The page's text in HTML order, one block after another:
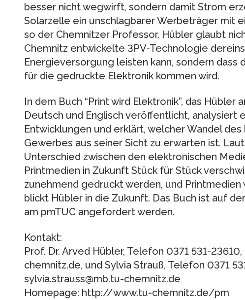
besser nicht wegwirft, sondern damit Strom
Solarzelle ein unschlagbarer Werbeträger mit
so der Chemnitzer Professor. Hübler glaubt
Chemnitz entwickelte 3PV-Technologie
Energieversorgung leisten kann, sondern dass
für die gedruckte Elektronik kommen wird.
In dem Buch “Print wird Elektronik”, das Hübler
Deutsch und Englisch veröffentlicht, analysiert
Entwicklungen und erklärt, welcher Wandel des
Gewerbes aus seiner Sicht zu erwarten ist.
Unterschied zwischen den elektronischen
Printmedien in Zukunft Stück für Stück
zunehmend gedruckt werden, und Printmedien
blickt Hübler in die Zukunft. Das Buch ist auf
am pmTUC angefordert werden.
Kontakt:
Prof. Dr. Arved Hübler, Telefon 0371 531-
chemnitz.de, und Sylvia Strauß, Telefon 0371
sylvia.strauss@mb.tu-chemnitz.de
Homepage: http://www.tu-chemnitz.de/pm